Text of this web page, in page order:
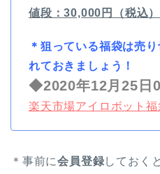
値段：30,000円（税込）
＊狙っている福袋は売
れておきましょう！
◆2020年12月25日
楽天市場アイロボット福
＊事前に会員登録しておく